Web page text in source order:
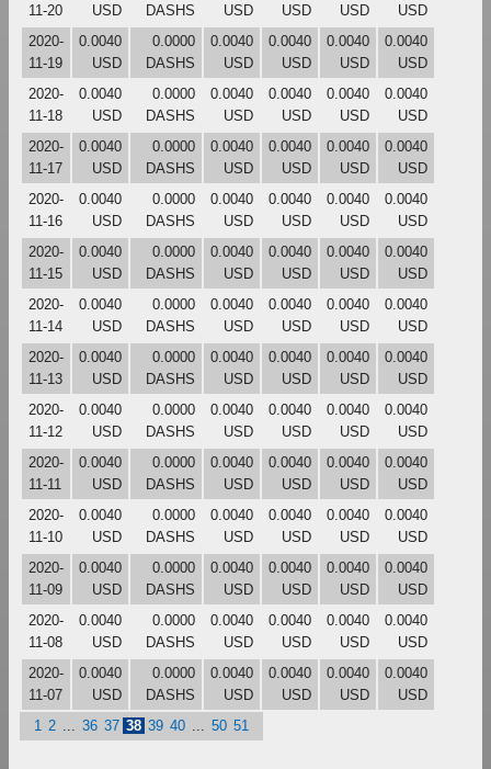
11-20
USD
DASHS
USD
USD
USD
USD
2020-
11-19
0.0040
USD
0.0000
DASHS
0.0040
USD
0.0040
USD
0.0040
USD
0.0040
USD
2020-
11-18
0.0040
USD
0.0000
DASHS
0.0040
USD
0.0040
USD
0.0040
USD
0.0040
USD
2020-
11-17
0.0040
USD
0.0000
DASHS
0.0040
USD
0.0040
USD
0.0040
USD
0.0040
USD
2020-
11-16
0.0040
USD
0.0000
DASHS
0.0040
USD
0.0040
USD
0.0040
USD
0.0040
USD
2020-
11-15
0.0040
USD
0.0000
DASHS
0.0040
USD
0.0040
USD
0.0040
USD
0.0040
USD
2020-
11-14
0.0040
USD
0.0000
DASHS
0.0040
USD
0.0040
USD
0.0040
USD
0.0040
USD
2020-
11-13
0.0040
USD
0.0000
DASHS
0.0040
USD
0.0040
USD
0.0040
USD
0.0040
USD
2020-
11-12
0.0040
USD
0.0000
DASHS
0.0040
USD
0.0040
USD
0.0040
USD
0.0040
USD
2020-
11-11
0.0040
USD
0.0000
DASHS
0.0040
USD
0.0040
USD
0.0040
USD
0.0040
USD
2020-
11-10
0.0040
USD
0.0000
DASHS
0.0040
USD
0.0040
USD
0.0040
USD
0.0040
USD
2020-
11-09
0.0040
USD
0.0000
DASHS
0.0040
USD
0.0040
USD
0.0040
USD
0.0040
USD
2020-
11-08
0.0040
USD
0.0000
DASHS
0.0040
USD
0.0040
USD
0.0040
USD
0.0040
USD
2020-
11-07
0.0040
USD
0.0000
DASHS
0.0040
USD
0.0040
USD
0.0040
USD
0.0040
USD
1
2 36 37 38 39 40 50 51